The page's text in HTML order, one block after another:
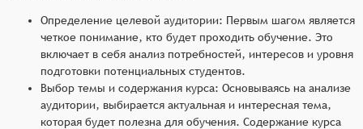
Определение целевой аудитории: Первым шагом является
четкое понимание, кто будет проходить обучение. Это
включает в себя анализ потребностей, интересов и уровня
подготовки потенциальных студентов.
Выбор темы и содержания курса: Основываясь на анализе
аудитории, выбирается актуальная и интересная тема,
которая будет полезна для обучения. Содержание курса